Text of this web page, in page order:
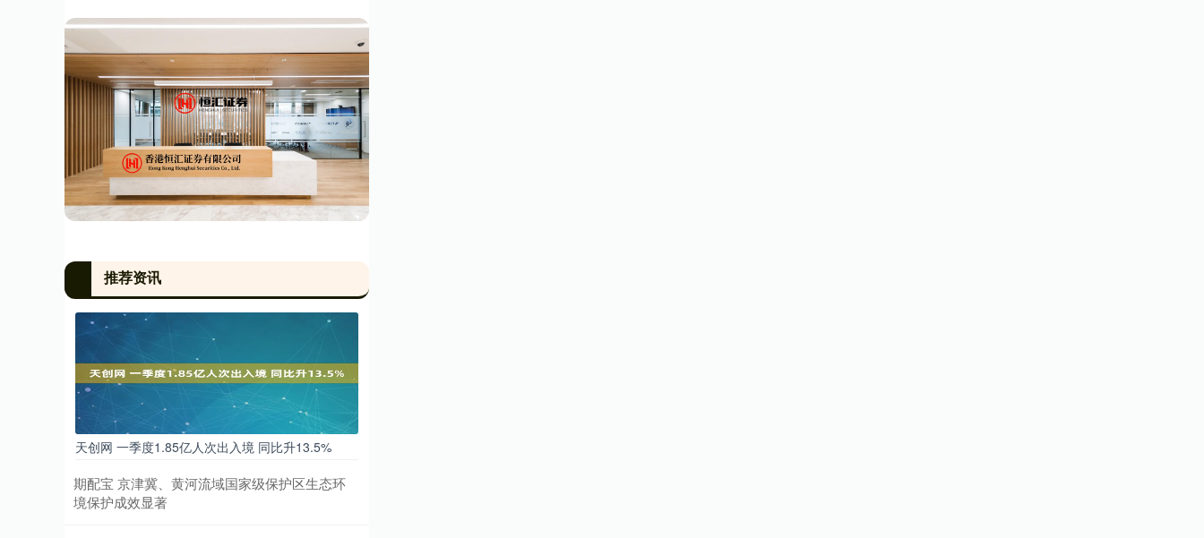
推荐资讯
天创网 一季度1.85亿人次出入境 同比升13.5%
期配宝 京津冀、黄河流域国家级保护区生态环
境保护成效显著